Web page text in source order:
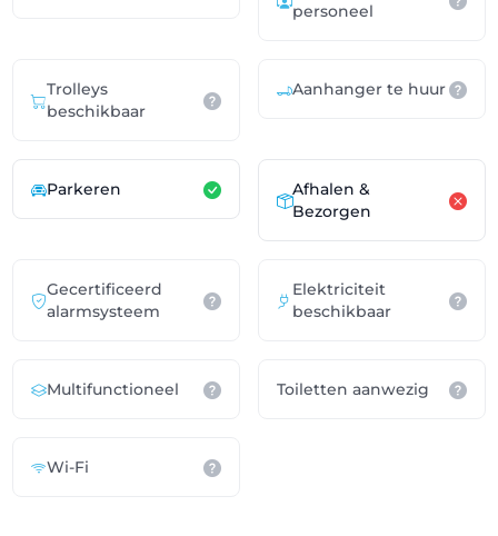
personeel
Trolleys
beschikbaar
Aanhanger te huur
Parkeren
Afhalen &
Bezorgen
Gecertificeerd
alarmsysteem
Elektriciteit
beschikbaar
Multifunctioneel Toiletten aanwezig
Wi-Fi